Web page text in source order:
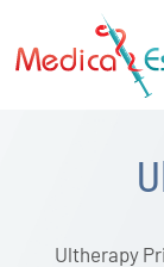
Ultherapy